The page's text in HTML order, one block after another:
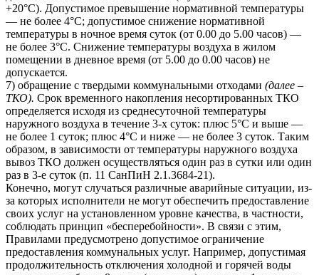
+20°С). Допустимое превышение нормативной температуры
— не более 4°C; допустимое снижение нормативной
температуры в ночное время суток (от 0.00 до 5.00 часов) —
не более 3°C. Снижение температуры воздуха в жилом
помещении в дневное время (от 5.00 до 0.00 часов) не
допускается.
7) обращение с твердыми коммунальными отходами (далее –
ТКО). Срок временного накопления несортированных ТКО
определяется исходя из среднесуточной температуры
наружного воздуха в течение 3-х суток: плюс 5°С и выше —
не более 1 суток; плюс 4°С и ниже — не более 3 суток. Таким
образом, в зависимости от температуры наружного воздуха
вывоз ТКО должен осуществляться один раз в сутки или один
раз в 3-е суток (п. 11 СанПиН 2.1.3684-21).
Конечно, могут случаться различные аварийные ситуации, из-
за которых исполнители не могут обеспечить предоставление
своих услуг на установленном уровне качества, в частности,
соблюдать принцип «бесперебойности». В связи с этим,
Правилами предусмотрено допустимое ограничение
предоставления коммунальных услуг. Например, допустимая
продолжительность отключения холодной и горячей воды